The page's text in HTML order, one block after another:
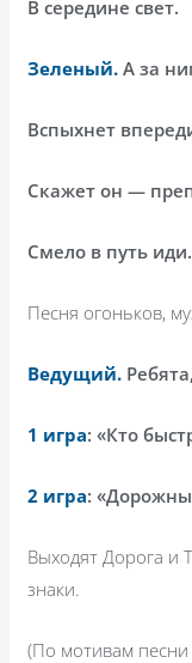
В середине свет.
Зеленый. А за
Вспыхнет
Скажет он —
Смело в путь
Песня огоньков,
Ведущий.
1 игра: «Кто
2 игра:
Выходят Дорога и
знаки.
(По мотивам песни